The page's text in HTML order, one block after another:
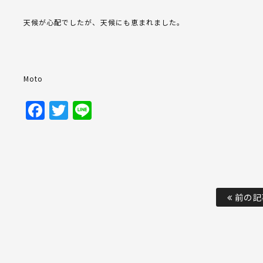
天候が心配でしたが、天候にも恵まれました。
Moto
Facebook
Twitter
前の